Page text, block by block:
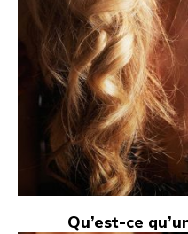
Qu’est-ce